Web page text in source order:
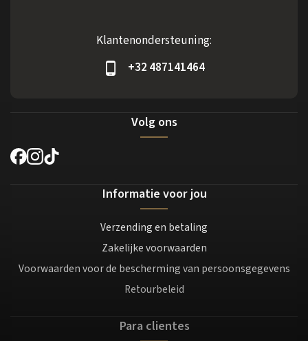
Klantenondersteuning:
+32 487141464
Volg ons
Informatie voor jou
Verzending en betaling
Zakelijke voorwaarden
Voorwaarden voor de bescherming van persoonsgegevens
Retourbeleid
Para clientes